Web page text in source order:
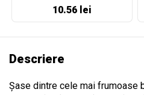
10.56 lei
Descriere
Șase dintre cele mai frumoase